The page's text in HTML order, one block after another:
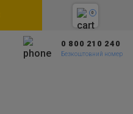
0
0 800 210 240
Безкоштовний номер